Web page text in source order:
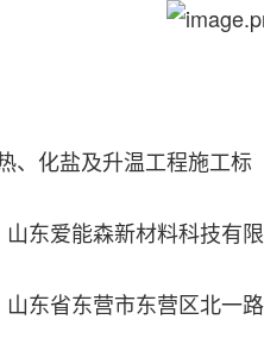
、化盐及升温工程施工标
东爱能森新材料科技有限
东省东营市东营区北一